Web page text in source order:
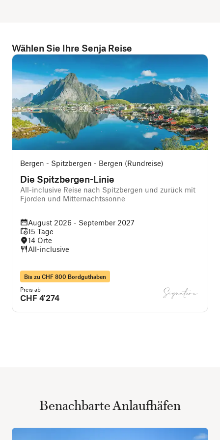
Wählen Sie Ihre Senja Reise
Bergen - Spitzbergen - Bergen (Rundreise)
Die Spitzbergen-Linie
All-inclusive Reise nach Spitzbergen und zurück mit
Fjorden und Mitternachtssonne
August 2026 - September 2027
15 Tage
14 Orte
All-inclusive
Bis zu CHF 800 Bordguthaben
Preis ab
CHF 4'274
Benachbarte Anlaufhäfen